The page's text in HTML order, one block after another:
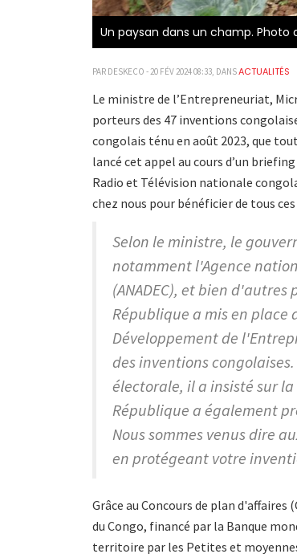
Un paysan dans un champ. Photo
PAR DESKECO - 20 FÉV 2024 08:33, DANSACTUALITÉS
Le ministre de l’Entrepreneuriat,
porteurs des 47 inventions
congolais ténu en août 2023, que
lancé cet appel au cours d’un
Radio et Télévision nationale
chez nous pour bénéficier de tous
Selon le ministre, le
notamment l'Agence
(ANADEC), et bien
République a mis en place
Développement de
des inventions
électorale, il a insisté sur
République a également
Nous sommes venus dire
en protégeant votre
Grâce au Concours de plan
du Congo, financé par la Banque
territoire par les Petites et